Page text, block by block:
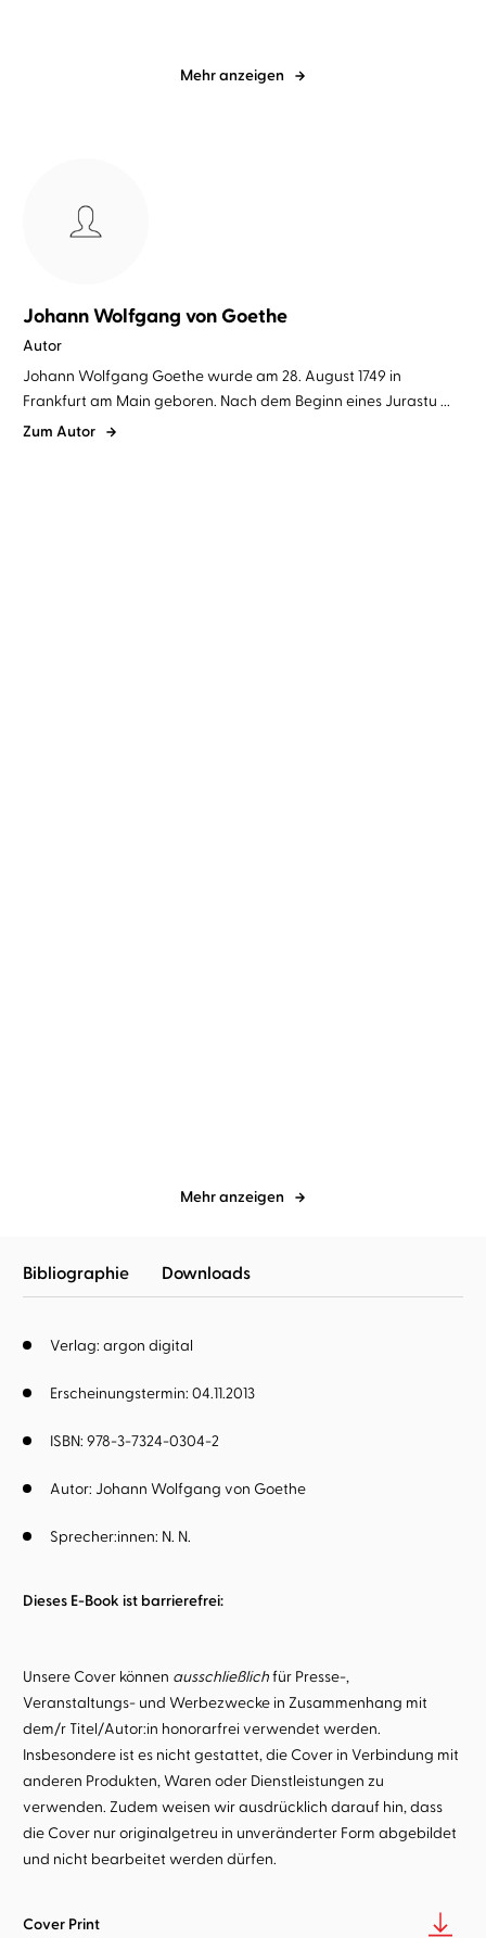
Mehr anzeigen
Johann Wolfgang von Goethe
Autor
Johann Wolfgang Goethe wurde am 28. August 1749 in
Frankfurt am Main geboren. Nach dem Beginn eines Jurastu ...
Zum Autor
Mehr anzeigen
Bibliographie Downloads
Verlag: argon digital
Erscheinungstermin: 04.11.2013
ISBN: 978-3-7324-0304-2
Autor: Johann Wolfgang von Goethe
Sprecher:innen: N. N.
Dieses E-Book ist barrierefrei:
Unsere Cover können ausschließlichfür Presse-,
Veranstaltungs- und Werbezwecke in Zusammenhang mit
dem/r Titel/Autor:in honorarfrei verwendet werden.
Insbesondere ist es nicht gestattet, die Cover in Verbindung mit
anderen Produkten, Waren oder Dienstleistungen zu
verwenden. Zudem weisen wir ausdrücklich darauf hin, dass
die Cover nur originalgetreu in unveränderter Form abgebildet
und nicht bearbeitet werden dürfen.
Cover Print